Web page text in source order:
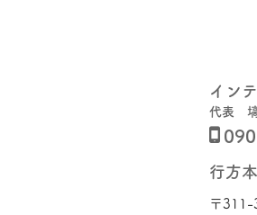

イン
代表
行方
〒311-